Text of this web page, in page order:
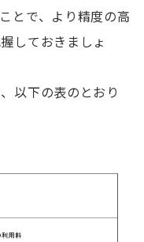
とで、より精度の高
しておきましょ
以下の表のとおり